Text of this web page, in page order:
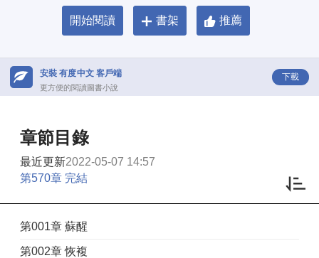
開始閱讀 書架 推薦
安裝 有度中文 客戶端
更方便的閱讀圖書小說
下載
章節目錄
最近更新2022-05-07 14:57
第570章 完結
第001章 蘇醒
第002章 恢複